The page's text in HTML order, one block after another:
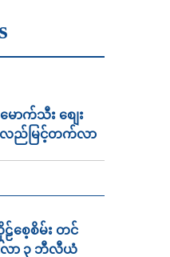
ာက်သီး စျေး
န်လည်မြင့်တက်လာ
စေ့စိမ်း တင်
လာ ၃ ဘီလီယံ